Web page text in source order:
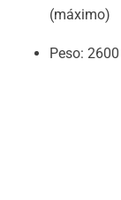
(máximo)
Peso: